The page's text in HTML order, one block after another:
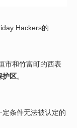
Hackers的
市和竹富町的西表
护区。
条件无法被认定的